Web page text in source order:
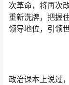
次革命，将再次
重新洗牌，把握
领导地位，引领
政治课本上说过